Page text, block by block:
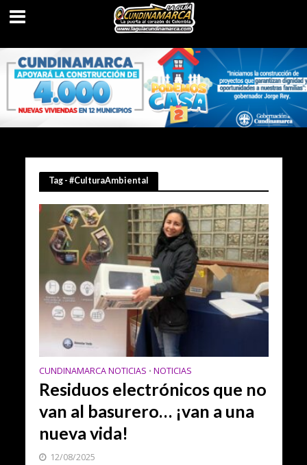
Tag - #CulturaAmbiental
CUNDINAMARCA NOTICIAS • NOTICIAS
Residuos electrónicos que no
van al basurero… ¡van a una
nueva vida!
12/08/2025